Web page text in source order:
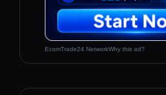
EcomTrade24 NetworkWhy this ad?